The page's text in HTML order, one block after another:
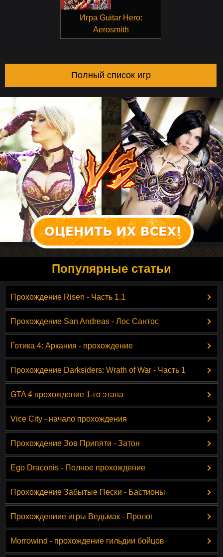
Игра Guitar Hero:
Aerosmith
Полный список игр
Популярные статьи
Прохождение Risen - Часть 1.1
Прохождение San Andreas - Лос Сантос
Готика 4: Аркания - прохождение
Прохождение Darksiders: Wrath of War - Часть 1
GTA 4 прохождение 1-го этапа
Vice City - начало прохождения
Прохождение Зов Припяти - Затон
Ego Draconis - Полное прохождение
Прохождение Забытые Пески - Бастионы
Прохождениие игры Ведьмак - Пролог
Morrowind - прохождение гильдии бойцов